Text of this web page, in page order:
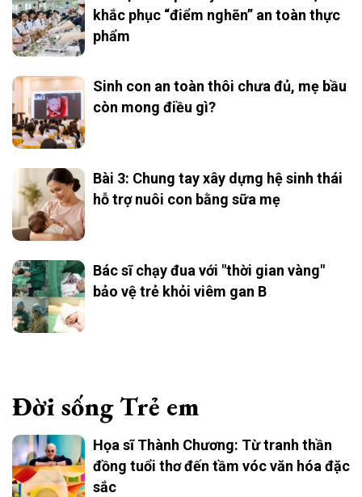
khắc phục “điểm nghẽn” an toàn thực
phẩm
Sinh con an toàn thôi chưa đủ, mẹ bầu
còn mong điều gì?
Bài 3: Chung tay xây dựng hệ sinh thái
hỗ trợ nuôi con bằng sữa mẹ
Bác sĩ chạy đua với "thời gian vàng"
bảo vệ trẻ khỏi viêm gan B
Đời sống Trẻ em
Họa sĩ Thành Chương: Từ tranh thần
đồng tuổi thơ đến tầm vóc văn hóa đặc
sắc